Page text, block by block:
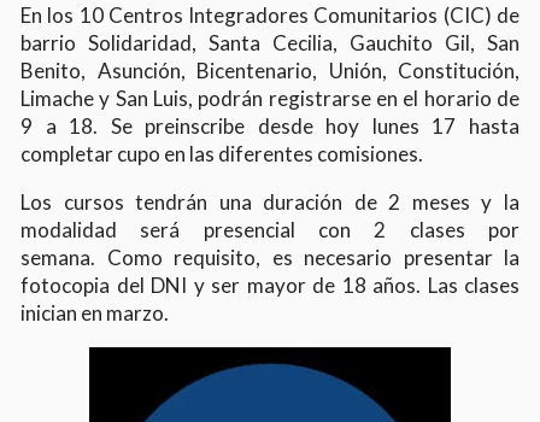
En los 10 Centros Integradores Comunitarios (CIC) de
barrio Solidaridad, Santa Cecilia, Gauchito Gil, San
Benito, Asunción, Bicentenario, Unión, Constitución,
Limache y San Luis, podrán registrarse en el horario de
9 a 18. Se preinscribe desde hoy lunes 17 hasta
completar cupo en las diferentes comisiones.
Los cursos tendrán una duración de 2 meses y la
modalidad será presencial con 2 clases por
semana. Como requisito, es necesario presentar la
fotocopia del DNI y ser mayor de 18 años. Las clases
inician en marzo.